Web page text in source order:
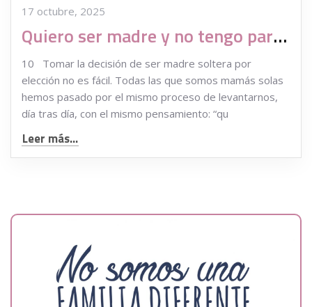
17 octubre, 2025
Quiero ser madre y no tengo pareja… ¿por qué no me decido a serlo sola?
10 Tomar la decisión de ser madre soltera por
elección no es fácil. Todas las que somos mamás solas
hemos pasado por el mismo proceso de levantarnos,
día tras día, con el mismo pensamiento: “qu
Leer más...